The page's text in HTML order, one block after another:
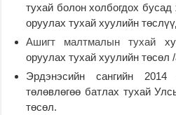
тухай болон холбогдох
оруулах тухай хуулийн
Ашигт малтмалын тухай
оруулах тухай хуулийн төсөл
Эрдэнэсийн сангийн
төлөвлөгөө батлах тухай
төсөл.